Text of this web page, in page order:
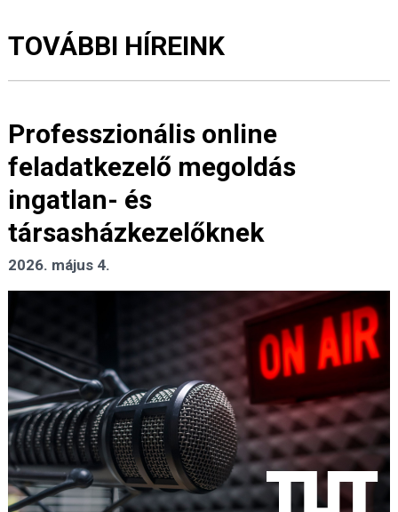
TOVÁBBI HÍREINK
Professzionális online
feladatkezelő megoldás
ingatlan- és
társasházkezelőknek
2026. május 4.